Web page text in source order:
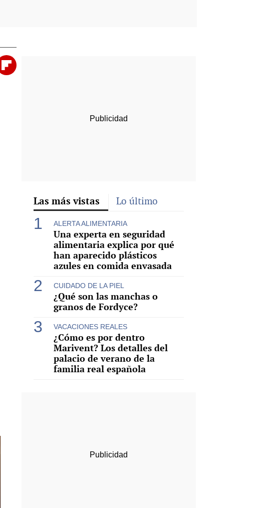
Flipboard
Las más vistas Lo último
ALERTA ALIMENTARIA
Una experta en seguridad
alimentaria explica por qué
han aparecido plásticos
azules en comida envasada
CUIDADO DE LA PIEL
¿Qué son las manchas o
granos de Fordyce?
VACACIONES REALES
¿Cómo es por dentro
Marivent? Los detalles del
palacio de verano de la
familia real española